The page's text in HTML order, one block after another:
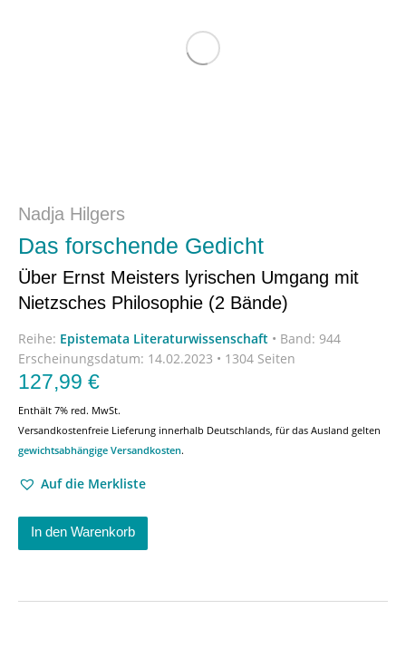
Nadja Hilgers
Das forschende Gedicht
Über Ernst Meisters lyrischen Umgang mit
Nietzsches Philosophie (2 Bände)
Reihe: Epistemata Literaturwissenschaft • Band: 944
Erscheinungsdatum: 14.02.2023 • 1304 Seiten
127,99 €
Enthält 7% red. MwSt.
Versandkostenfreie Lieferung innerhalb Deutschlands, für das Ausland gelten
gewichtsabhängige Versandkosten.
Auf die Merkliste
In den Warenkorb